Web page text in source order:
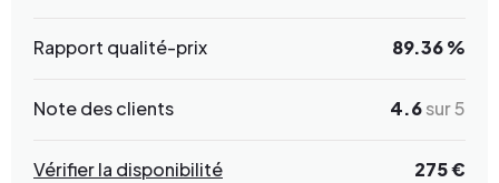
Rapport qualité-prix 89.36 %
Note des clients 4.6sur 5
Vérifier la disponibilité 275 €